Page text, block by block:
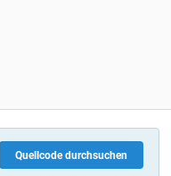
Quellcode durchsuchen